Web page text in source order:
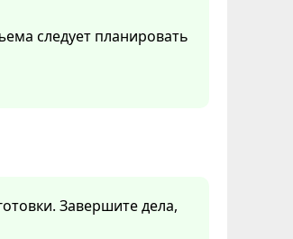
следует планировать
Завершите дела,